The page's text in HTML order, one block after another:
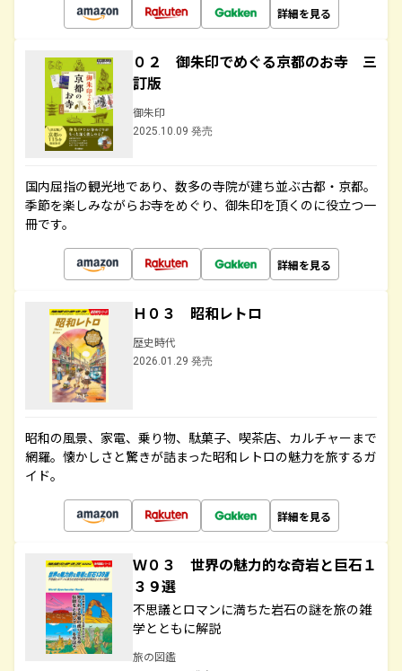
詳細を見る
０２ 御朱印でめぐる京都のお寺 三
訂版
御朱印
2025.10.09 発売
国内屈指の観光地であり、数多の寺院が建ち並ぶ古都・京都。
季節を楽しみながらお寺をめぐり、御朱印を頂くのに役立つ一
冊です。
詳細を見る
Ｈ０３ 昭和レトロ
歴史時代
2026.01.29 発売
昭和の風景、家電、乗り物、駄菓子、喫茶店、カルチャーまで
網羅。懐かしさと驚きが詰まった昭和レトロの魅力を旅するガ
イド。
詳細を見る
Ｗ０３ 世界の魅力的な奇岩と巨石１
３９選
不思議とロマンに満ちた岩石の謎を旅の雑
学とともに解説
旅の図鑑